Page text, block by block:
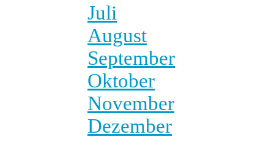
Juli
August
September
Oktober
November
Dezember